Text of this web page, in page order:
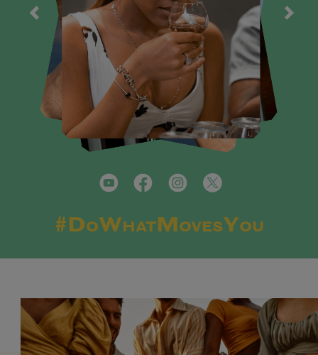
#DoWhatMovesYou